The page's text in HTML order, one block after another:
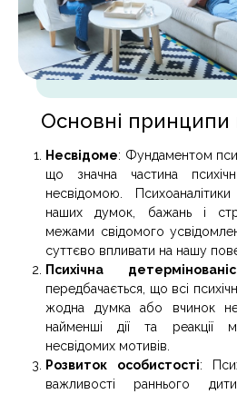
Основні принципи
Несвідоме: Фундаментом
що значна частина
несвідомою.
наших думок, бажань і
межами свідомого
суттєво впливати на нашу
Психічна
передбачається, що всі
жодна думка або вчинок
найменші дії та реакції
несвідомих мотивів.
Розвиток особистості:
важливості раннього